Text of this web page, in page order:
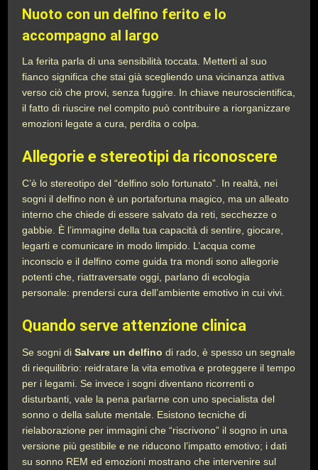
Nuoto con un delfino ferito e lo
accompagno al largo
La ferita parla di una sensibilità toccata. Metterti al suo
fianco significa che stai già scegliendo una vicinanza attiva
verso ciò che provi, senza fuggire. In chiave neuroscientifica,
il fatto di riuscire nel compito può contribuire a riorganizzare
emozioni legate a cura, perdita o colpa.
Allegorie e stereotipi da riconoscere
C’è lo stereotipo del “delfino solo fortunato”. In realtà, nei
sogni il delfino non è un portafortuna magico, ma un alleato
interno che chiede di essere salvato da reti, secchezze o
gabbie. È l’immagine della tua capacità di sentire, giocare,
legarti e comunicare in modo limpido. L’acqua come
inconscio e il delfino come guida tra mondi sono allegorie
potenti che, riattraversate oggi, parlano di ecologia
personale: prendersi cura dell’ambiente emotivo in cui vivi.
Quando serve attenzione clinica
Se sogni diSalvare un delfino di rado, è spesso un segnale
di riequilibrio: reidratare la vita emotiva e proteggere il tempo
per i legami. Se invece i sogni diventano ricorrenti o
disturbanti, vale la pena parlarne con uno specialista del
sonno o della salute mentale. Esistono tecniche di
rielaborazione per immagini che “riscrivono” il sogno in una
versione più gestibile e ne riducono l’impatto emotivo; i dati
su sonno REM ed emozioni mostrano che intervenire sul